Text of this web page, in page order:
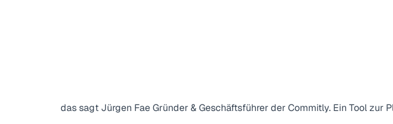
das sagt Jürgen Fae Gründer & Geschäftsführer der Commitly. Ein Tool zur